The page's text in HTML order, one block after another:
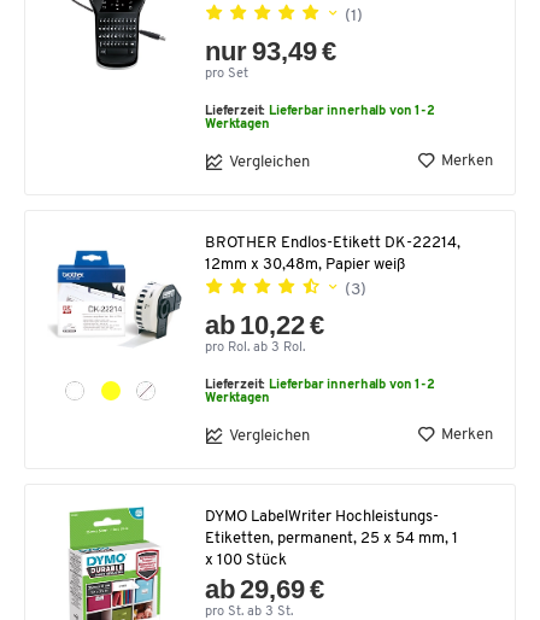
(1)
nur 93,49 €
pro Set
Lieferzeit: Lieferbar innerhalb von 1-2
Werktagen
Vergleichen Merken
BROTHER Endlos-Etikett DK-22214,
12mm x 30,48m, Papier weiß
(3)
ab 10,22 €
pro Rol. ab 3 Rol.
Lieferzeit: Lieferbar innerhalb von 1-2
Werktagen
Vergleichen Merken
DYMO LabelWriter Hochleistungs-
Etiketten, permanent, 25 x 54 mm, 1
x 100 Stück
ab 29,69 €
pro St. ab 3 St.